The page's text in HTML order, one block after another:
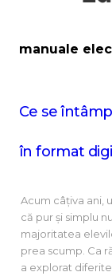
manuale
Ce se
în format
Acum câțiva ani,
că pur și simplu
majoritatea
prea scump. Ca
a explorat